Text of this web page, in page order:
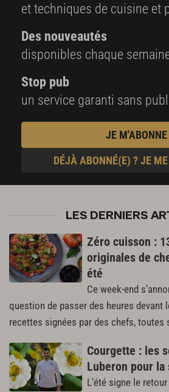
et techniques de cuisine et
Des nouveautés
disponibles chaque
Stop pub
un service garanti sans
JE M'ABONNE
DÉJÀ ABONNÉ(E) ? JE
LES DERNIERS
Zéro cuisson :
originales de
été
Ce week-end
question de passer des heures devant
recettes signées par des chefs, toutes
Courgette : les
Luberon pour
L'été signe le